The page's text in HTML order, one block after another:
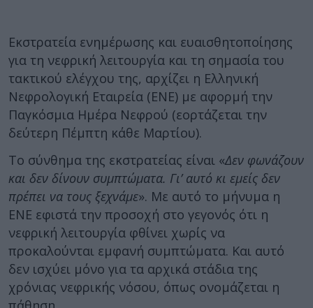
Εκστρατεία ενημέρωσης και ευαισθητοποίησης
για τη νεφρική λειτουργία και τη σημασία του
τακτικού ελέγχου της, αρχίζει η Ελληνική
Νεφρολογική Εταιρεία (ΕΝΕ) με αφορμή την
Παγκόσμια Ημέρα Νεφρού (εορτάζεται την
δεύτερη Πέμπτη κάθε Μαρτίου).
Το σύνθημα της εκστρατείας είναι «Δεν φωνάζουν
και δεν δίνουν συμπτώματα. Γι’ αυτό κι εμείς δεν
πρέπει να τους ξεχνάμε». Με αυτό το μήνυμα η
ΕΝΕ εφιστά την προσοχή στο γεγονός ότι η
νεφρική λειτουργία φθίνει χωρίς να
προκαλούνται εμφανή συμπτώματα. Και αυτό
δεν ισχύει μόνο για τα αρχικά στάδια της
χρόνιας νεφρικής νόσου, όπως ονομάζεται η